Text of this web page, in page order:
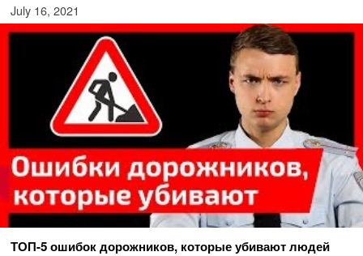
July 16, 2021
ТОП-5 ошибок дорожников, которые убивают людей